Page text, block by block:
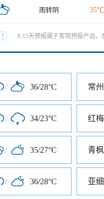
雨转阴 35℃
8-15天预报属于客观预报产品
/ 36/28°C 常
/ 34/23°C 红
/ 35/27°C 青
/ 36/28°C 亚